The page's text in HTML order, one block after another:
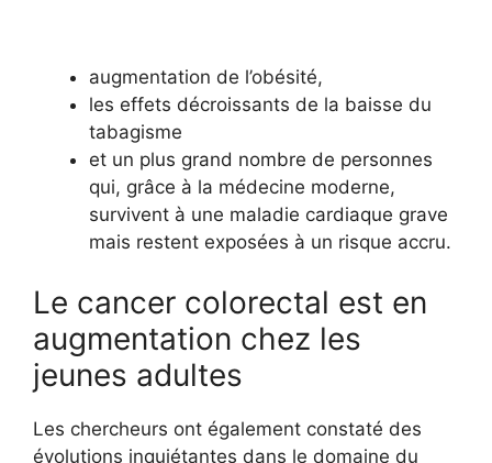
augmentation de l’obésité,
les effets décroissants de la baisse du
tabagisme
et un plus grand nombre de personnes
qui, grâce à la médecine moderne,
survivent à une maladie cardiaque grave
mais restent exposées à un risque accru.
Le cancer colorectal est en
augmentation chez les
jeunes adultes
Les chercheurs ont également constaté des
évolutions inquiétantes dans le domaine du